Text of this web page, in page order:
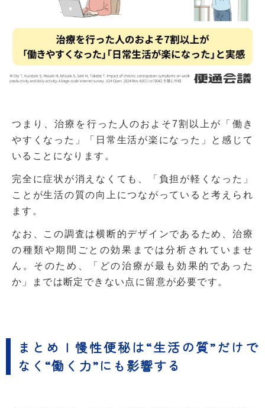
つまり、治療を行った人のおよそ7割以上が「働き
やすくなった」「日常生活が楽になった」と感じて
いることになります。
完全に症状が消えなくても、「負担が軽くなった」
ことが生活の質の向上につながっていると考えられ
ます。
なお、この調査は横断的デザインであるため、治療
の種類や期間ごとの効果までは分析されていませ
ん。そのため、「どの治療が最も効果的であった
か」までは断定できない点に留意が必要です。
まとめ | 慢性便秘は“生活の質”だけで
なく“働く力”にも影響する